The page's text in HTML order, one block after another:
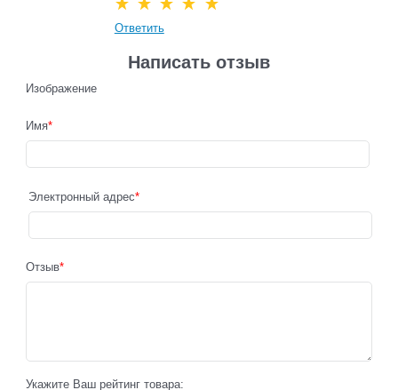
Ответить
Написать отзыв
Изображение
Имя
Электронный адрес
Отзыв
Укажите Ваш рейтинг товара: